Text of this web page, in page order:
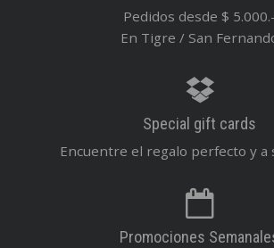
Pedidos desde $ 5.000.-
En Tigre / San
Special gift cards
Encuentre el regalo perfecto y a
Promociones